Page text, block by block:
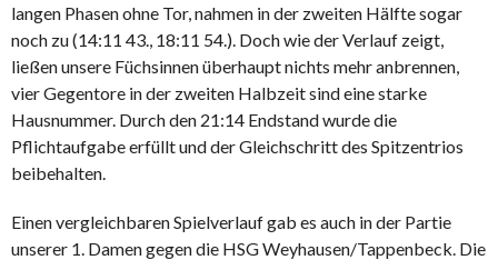
langen Phasen ohne Tor, nahmen in der zweiten Hälfte sogar
noch zu (14:11 43., 18:11 54.). Doch wie der Verlauf zeigt,
ließen unsere Füchsinnen überhaupt nichts mehr anbrennen,
vier Gegentore in der zweiten Halbzeit sind eine starke
Hausnummer. Durch den 21:14 Endstand wurde die
Pflichtaufgabe erfüllt und der Gleichschritt des Spitzentrios
beibehalten.
Einen vergleichbaren Spielverlauf gab es auch in der Partie
unserer 1. Damen gegen die HSG Weyhausen/Tappenbeck. Die